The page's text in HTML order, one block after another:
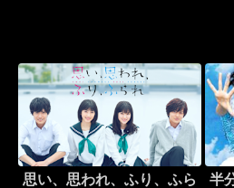
思い、思われ、ふり、ふら
半